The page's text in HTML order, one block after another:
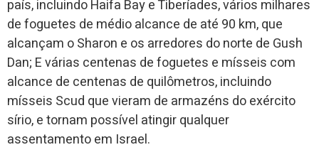
país, incluindo Haifa Bay e Tiberíades, vários milhares
de foguetes de médio alcance de até 90 km, que
alcançam o Sharon e os arredores do norte de Gush
Dan; E várias centenas de foguetes e mísseis com
alcance de centenas de quilômetros, incluindo
mísseis Scud que vieram de armazéns do exército
sírio, e tornam possível atingir qualquer
assentamento em Israel.